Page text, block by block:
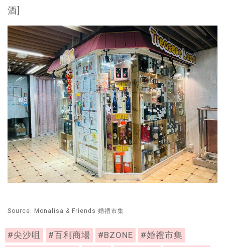
酒]
Source: Monalisa & Friends 婚禮市集
#尖沙咀 #百利商場 #BZONE
#婚禮市集